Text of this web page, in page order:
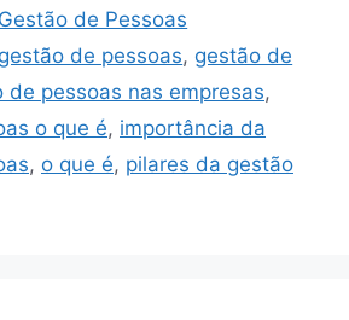
de Pessoas
de pessoas, gestão de
de pessoas nas empresas,
o que é, importância da
, o que é, pilares da gestão